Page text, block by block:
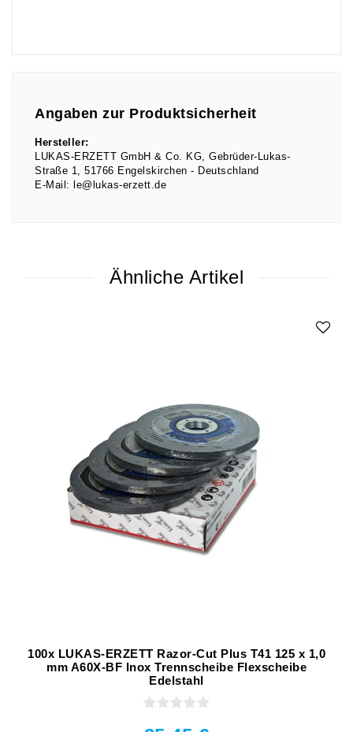
Angaben zur Produktsicherheit
Hersteller:
LUKAS-ERZETT GmbH & Co. KG
Gebrüder-Lukas-
Straße 1 51766 Engelskirchen
Deutschland
E-Mail:
le@lukas-erzett.de
Ähnliche Artikel
100x LUKAS-ERZETT Razor-Cut Plus T41 125 x 1,0
mm A60X-BF Inox Trennscheibe Flexscheibe
Edelstahl